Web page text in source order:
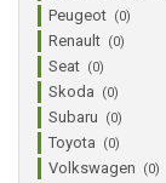
Peugeot (0)
Renault (0)
Seat (0)
Skoda (0)
Subaru (0)
Toyota (0)
Volkswagen (0)